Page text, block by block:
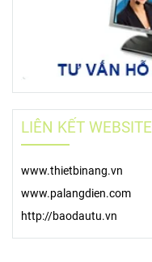
LIÊN KẾT WEBSITE
www.thietbinang.vn
www.palangdien.com
http://baodautu.vn